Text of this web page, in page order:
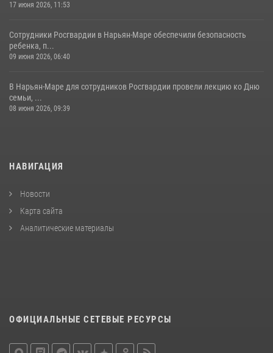
17 июня 2026, 11:53
Сотрудники Росгвардии в Нарьян-Маре обеспечили безопасность
ребенка, п...
09 июня 2026, 06:40
В Нарьян-Маре для сотрудников Росгвардии провели лекцию ко Дню
семьи, ...
08 июня 2026, 09:39
НАВИГАЦИЯ
Новости
Карта сайта
Аналитические материалы
ОФИЦИАЛЬНЫЕ СЕТЕВЫЕ РЕСУРСЫ